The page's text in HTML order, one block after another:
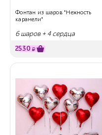
Фонтан из шаров "Нежность
карамели"
6 шаров + 4 сердца
2530 ₽